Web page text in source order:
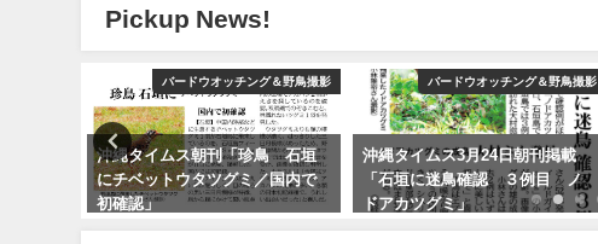
Pickup News!
バードウオッチング＆野鳥撮影
沖縄タイムス朝刊「珍鳥 石垣
にチベットウタツグミ／国内で
初確認」
バードウオッチング＆野鳥撮影
沖縄タイムス3月24日朝刊掲載
「石垣に迷鳥確認 ３例目 ノ
ドアカツグミ」